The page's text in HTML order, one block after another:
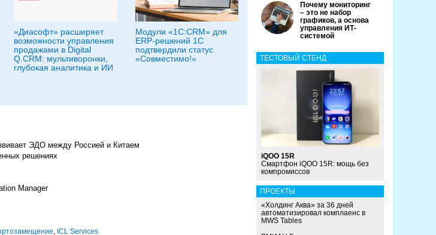
«Диасофт» расширяет
возможности управления
продажами в Digital
Q.CRM: мультиворонки,
глубокая аналитика и ИИ
Модули «1С:CRM» для
ERP-решений 1С
подтвердили статус
«Совместимо!»
ЭДО между Россией и Китаем
решениях
Manager
, ICL Services
Почему мониторинг
– это не набор
графиков, а основа
управления ИТ-
системой
ТЕСТОВЫЙ СТЕНД
iQOO 15R
Смартфон iQOO 15R: мощь без
компромиссов
ПРОЕКТЫ
«Холдинг Аква» за 36 дней
автоматизировал комплаенс в
MWS Tables